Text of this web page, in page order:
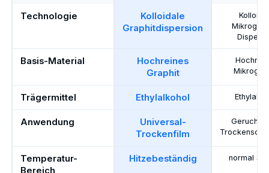
Technologie
Kolloidale
Graphitdispersion
Basis-Material
Hochreines
Graphit
Trägermittel Ethylalkohol
Anwendung
Universal-
Trockenfilm
Temperatur-
Hitzebeständig normal